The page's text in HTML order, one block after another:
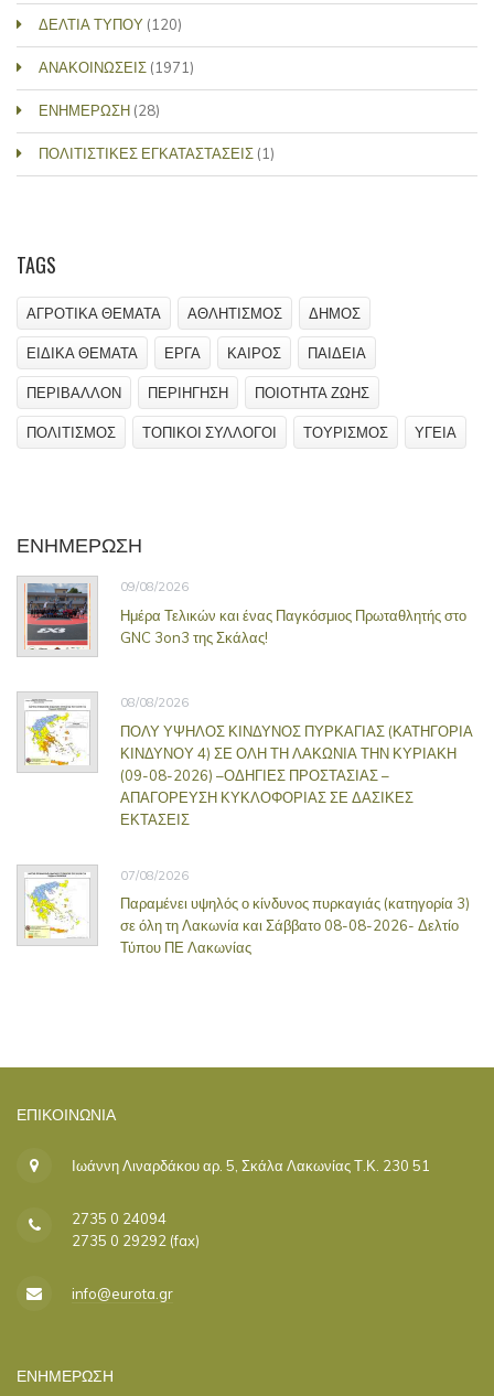
ΔΕΛΤΙΑ ΤΥΠΟΥ (120)
ΑΝΑΚΟΙΝΩΣΕΙΣ (1971)
ΕΝΗΜΕΡΩΣΗ (28)
ΠΟΛΙΤΙΣΤΙΚΕΣ ΕΓΚΑΤΑΣΤΑΣΕΙΣ (1)
TAGS
ΑΓΡΟΤΙΚΑ ΘΕΜΑΤΑ ΑΘΛΗΤΙΣΜΟΣ ΔΗΜΟΣ
ΕΙΔΙΚΑ ΘΕΜΑΤΑ ΕΡΓΑ ΚΑΙΡΟΣ ΠΑΙΔΕΙΑ
ΠΕΡΙΒΑΛΛΟΝ ΠΕΡΙΗΓΗΣΗ ΠΟΙΟΤΗΤΑ ΖΩΗΣ
ΠΟΛΙΤΙΣΜΟΣ ΤΟΠΙΚΟΙ ΣΥΛΛΟΓΟΙ ΤΟΥΡΙΣΜΟΣ ΥΓΕΙΑ
ΕΝΗΜΕΡΩΣΗ
09/08/2026
Ημέρα Τελικών και ένας Παγκόσμιος Πρωταθλητής στο
GNC 3on3 της Σκάλας!
08/08/2026
ΠΟΛΥ ΥΨΗΛΟΣ ΚΙΝΔΥΝΟΣ ΠΥΡΚΑΓΙΑΣ (ΚΑΤΗΓΟΡΙΑ
ΚΙΝΔΥΝΟΥ 4) ΣΕ ΟΛΗ ΤΗ ΛΑΚΩΝΙΑ ΤΗΝ ΚΥΡΙΑΚΗ
(09-08-2026) –ΟΔΗΓΙΕΣ ΠΡΟΣΤΑΣΙΑΣ –
ΑΠΑΓΟΡΕΥΣΗ ΚΥΚΛΟΦΟΡΙΑΣ ΣΕ ΔΑΣΙΚΕΣ
ΕΚΤΑΣΕΙΣ
07/08/2026
Παραμένει υψηλός ο κίνδυνος πυρκαγιάς (κατηγορία 3)
σε όλη τη Λακωνία και Σάββατο 08-08-2026- Δελτίο
Τύπου ΠΕ Λακωνίας
ΕΠΙΚΟΙΝΩΝΊΑ
Ιωάννη Λιναρδάκου αρ. 5, Σκάλα Λακωνίας Τ.Κ. 230 51
2735 0 24094
2735 0 29292 (fax)
info@eurota.gr
ΕΝΗΜΕΡΩΣΗ